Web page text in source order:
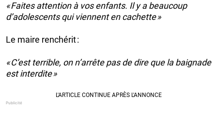
« Faites attention à vos enfants. Il y a beaucoup
d’adolescents qui viennent en cachette »
Le maire renchérit :
« C’est terrible, on n’arrête pas de dire que la baignade
est interdite »